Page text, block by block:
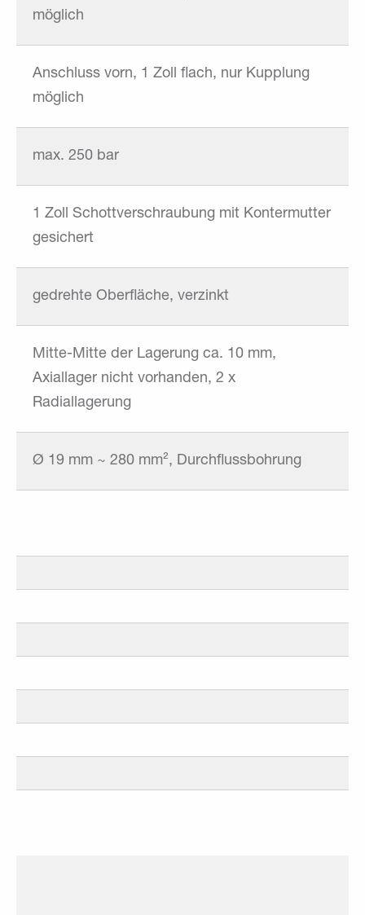
möglich
Anschluss vorn, 1 Zoll flach, nur Kupplung
möglich
max. 250 bar
1 Zoll Schottverschraubung mit Kontermutter
gesichert
gedrehte Oberfläche, verzinkt
Mitte-Mitte der Lagerung ca. 10 mm,
Axiallager nicht vorhanden, 2 x
Radiallagerung
Ø 19 mm ~ 280 mm², Durchflussbohrung